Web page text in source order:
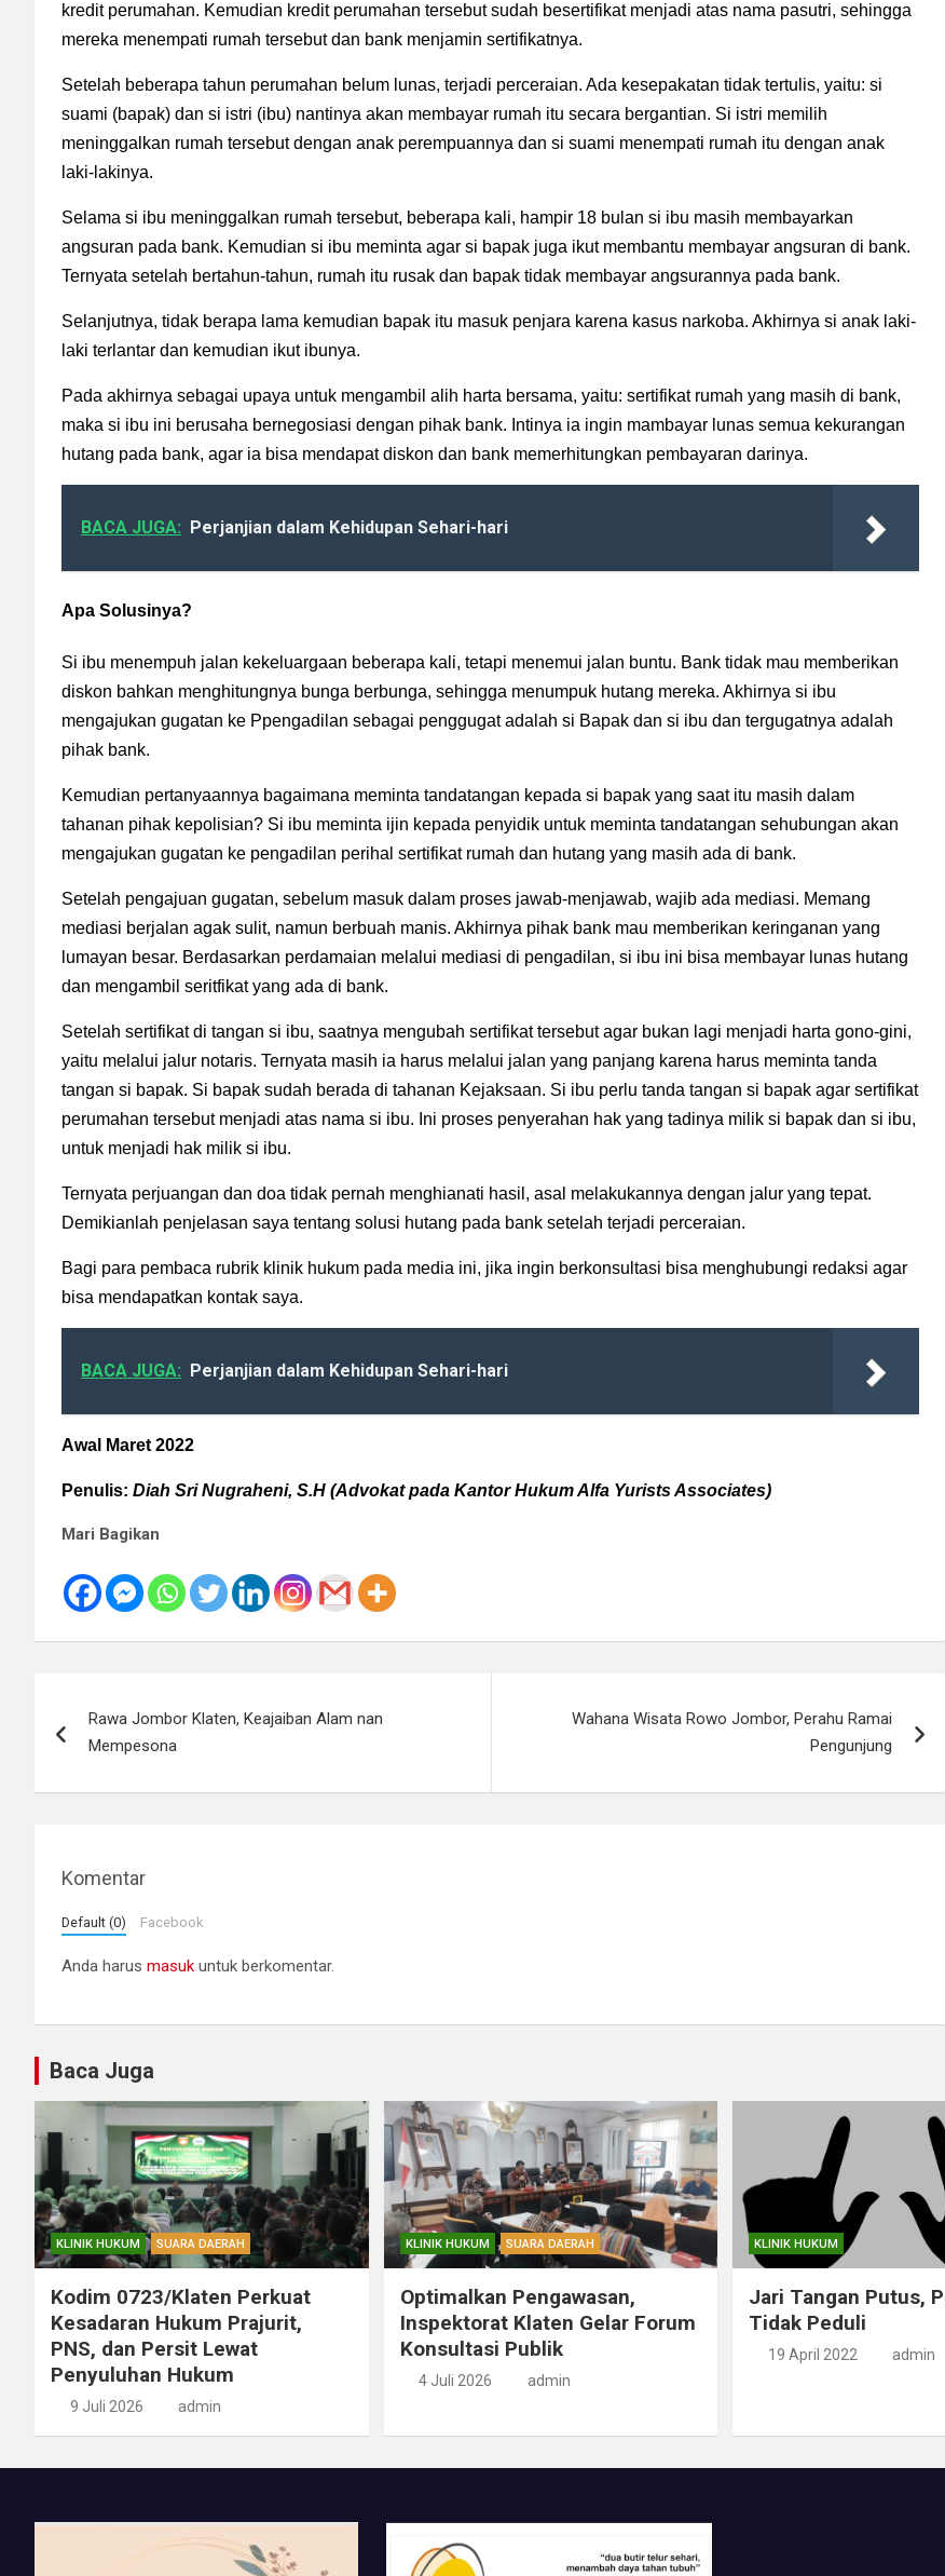
kredit perumahan. Kemudian kredit perumahan tersebut sudah besertifikat menjadi atas nama pasutri, sehingga
mereka menempati rumah tersebut dan bank menjamin sertifikatnya.
Setelah beberapa tahun perumahan belum lunas, terjadi perceraian. Ada kesepakatan tidak tertulis, yaitu: si
suami (bapak) dan si istri (ibu) nantinya akan membayar rumah itu secara bergantian. Si istri memilih
meninggalkan rumah tersebut dengan anak perempuannya dan si suami menempati rumah itu dengan anak
laki-lakinya.
Selama si ibu meninggalkan rumah tersebut, beberapa kali, hampir 18 bulan si ibu masih membayarkan
angsuran pada bank. Kemudian si ibu meminta agar si bapak juga ikut membantu membayar angsuran di bank.
Ternyata setelah bertahun-tahun, rumah itu rusak dan bapak tidak membayar angsurannya pada bank.
Selanjutnya, tidak berapa lama kemudian bapak itu masuk penjara karena kasus narkoba. Akhirnya si anak laki-
laki terlantar dan kemudian ikut ibunya.
Pada akhirnya sebagai upaya untuk mengambil alih harta bersama, yaitu: sertifikat rumah yang masih di bank,
maka si ibu ini berusaha bernegosiasi dengan pihak bank. Intinya ia ingin mambayar lunas semua kekurangan
hutang pada bank, agar ia bisa mendapat diskon dan bank memerhitungkan pembayaran darinya.
BACA JUGA: Perjanjian dalam Kehidupan Sehari-hari
Apa Solusinya?
Si ibu menempuh jalan kekeluargaan beberapa kali, tetapi menemui jalan buntu. Bank tidak mau memberikan
diskon bahkan menghitungnya bunga berbunga, sehingga menumpuk hutang mereka. Akhirnya si ibu
mengajukan gugatan ke Ppengadilan sebagai penggugat adalah si Bapak dan si ibu dan tergugatnya adalah
pihak bank.
Kemudian pertanyaannya bagaimana meminta tandatangan kepada si bapak yang saat itu masih dalam
tahanan pihak kepolisian? Si ibu meminta ijin kepada penyidik untuk meminta tandatangan sehubungan akan
mengajukan gugatan ke pengadilan perihal sertifikat rumah dan hutang yang masih ada di bank.
Setelah pengajuan gugatan, sebelum masuk dalam proses jawab-menjawab, wajib ada mediasi. Memang
mediasi berjalan agak sulit, namun berbuah manis. Akhirnya pihak bank mau memberikan keringanan yang
lumayan besar. Berdasarkan perdamaian melalui mediasi di pengadilan, si ibu ini bisa membayar lunas hutang
dan mengambil seritfikat yang ada di bank.
Setelah sertifikat di tangan si ibu, saatnya mengubah sertifikat tersebut agar bukan lagi menjadi harta gono-gini,
yaitu melalui jalur notaris. Ternyata masih ia harus melalui jalan yang panjang karena harus meminta tanda
tangan si bapak. Si bapak sudah berada di tahanan Kejaksaan. Si ibu perlu tanda tangan si bapak agar sertifikat
perumahan tersebut menjadi atas nama si ibu. Ini proses penyerahan hak yang tadinya milik si bapak dan si ibu,
untuk menjadi hak milik si ibu.
Ternyata perjuangan dan doa tidak pernah menghianati hasil, asal melakukannya dengan jalur yang tepat.
Demikianlah penjelasan saya tentang solusi hutang pada bank setelah terjadi perceraian.
Bagi para pembaca rubrik klinik hukum pada media ini, jika ingin berkonsultasi bisa menghubungi redaksi agar
bisa mendapatkan kontak saya.
BACA JUGA: Perjanjian dalam Kehidupan Sehari-hari
Awal Maret 2022
Penulis: Diah Sri Nugraheni, S.H (Advokat pada Kantor Hukum Alfa Yurists Associates)
Mari Bagikan
posRawa Jombor Klaten, Keajaiban Alam nan
Mempesona
Wahana Wisata Rowo Jombor, Perahu Ramai
Pengunjung
Komentar
Default (0) Facebook
Anda harus masuk untuk berkomentar.
Baca Juga
KLINIK HUKUM SUARA DAERAH
Kodim 0723/Klaten Perkuat
Kesadaran Hukum Prajurit,
PNS, dan Persit Lewat
Penyuluhan Hukum
9 Juli 2026 admin
KLINIK HUKUM SUARA DAERAH
Optimalkan Pengawasan,
Inspektorat Klaten Gelar Forum
Konsultasi Publik
4 Juli 2026 admin
KLINIK HUKUM
Jari Tangan Putus,
Tidak Peduli
19 April 2022 admin